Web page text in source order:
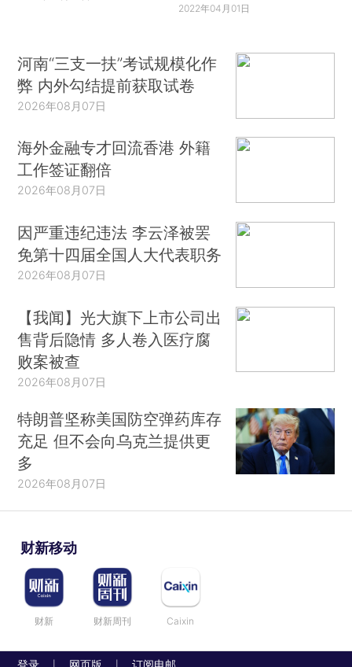
2022年04月01日
河南“三支一扶”考试规模化作
弊 内外勾结提前获取试卷
2026年08月07日
海外金融专才回流香港 外籍
工作签证翻倍
2026年08月07日
因严重违纪违法 李云泽被罢
免第十四届全国人大代表职务
2026年08月07日
【我闻】光大旗下上市公司出
售背后隐情 多人卷入医疗腐
败案被查
2026年08月07日
特朗普坚称美国防空弹药库存
充足 但不会向乌克兰提供更
多
2026年08月07日
财新移动
财新 财新周刊 Caixin